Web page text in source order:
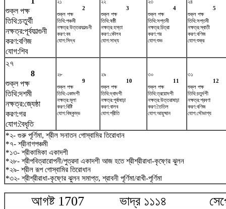
শুক্ল পক্ষ
তিথি:চতুর্থী
নক্ষত্র:পূর্বফাল্গুনী
করণ:বণিজ
যোগ:শিব
২১
2
শুক্ল পক্ষ
তিথি:পঞ্চমী
নক্ষত্র:উত্তরফাল্গুনী
করণ:বব
যোগ:সিদ্ধ
২২
3
শুক্ল পক্ষ
তিথি:ষষ্ঠী
নক্ষত্র:হস্তা
করণ:কৌলব
যোগ:সাধ্য
২৩
4
শুক্ল পক্ষ
তিথি:সপ্তমী
নক্ষত্র:চিত্রা
করণ:গর
যোগ:শুভ
২৪
5
শুক্ল পক্ষ
তিথি:সপ্তমী
নক্ষত্র:স্বাতী
করণ:বণিজ
যোগ:শুক্র
২৭
8
শুক্ল পক্ষ
তিথি:দশমী
নক্ষত্র:জ্যেষ্ঠা
করণ:গর
যোগ:বৈধৃতি
২৮
9
শুক্ল পক্ষ
তিথি:একাদশী
নক্ষত্র:মূলা
করণ:বিষ্টি
যোগ:বিষ্কুম্ভ
২৯
10
শুক্ল পক্ষ
তিথি:দ্বাদশী
নক্ষত্র:পূর্বাষাঢ়া
করণ:বালব
যোগ:প্রীতি
৩০
11
শুক্ল পক্ষ
তিথি:ত্রয়োদশী
নক্ষত্র:উত্তরাষাঢ়া
করণ:তৈতিল
যোগ:আয়ুষ্মান
৩১
12
শুক্ল পক্ষ
তিথি:চতুর্দশী
নক্ষত্র:শ্রবণা
করণ:বণিজ
যোগ:সৌভাগ্য
*২- গুরু পূর্ণিমা, শ্রীল সনাতন গোস্বামির তিরোধান
*৭- শ্রীনাগপঞ্চমী
*১৩- শ্রীকামিকা একাদশী
*২৮- শ্রীপবিত্রারোপনী/পুত্রদা একাদশী আজ হতে শ্রীশ্রীরাধা-কৃষ্ণের ঝুলন
*২৯- শ্রীল রূপ গোস্বামির তিরোধান
*৩২- শ্রীশ্রীরাধা-কৃষ্ণের ঝুলন সমাপ্ত, শ্রাবনী পূর্ণিমা/রাখী-পূর্ণিমা
আগষ্ট 1707 ভাদ্র ১১১৪